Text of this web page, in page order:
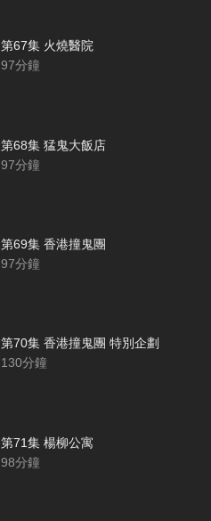
第67集 火燒醫院
97分鐘
第68集 猛鬼大飯店
97分鐘
第69集 香港撞鬼團
97分鐘
第70集 香港撞鬼團 特別企劃
130分鐘
第71集 楊柳公寓
98分鐘